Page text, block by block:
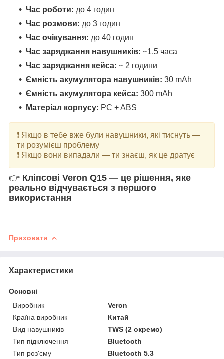
Час роботи: до 4 годин
Час розмови: до 3 годин
Час очікування: до 40 годин
Час заряджання навушників: ~1.5 часа
Час заряджання кейса: ~ 2 години
Ємність акумулятора навушників: 30 mAh
Ємність акумулятора кейса: 300 mAh
Матеріал корпусу: PC + ABS
❗ Якщо в тебе вже були навушники, які тиснуть —
ти розумієш проблему
❗ Якщо вони випадали — ти знаєш, як це дратує
👉 Кліпсові Veron Q15 — це рішення, яке
реально відчувається з першого
використання
Приховати
Характеристики
Основні
Виробник
Veron
Країна виробник
Китай
Вид навушників
TWS (2 окремо)
Тип підключення
Bluetooth
Тип роз'єму
Bluetooth 5.3